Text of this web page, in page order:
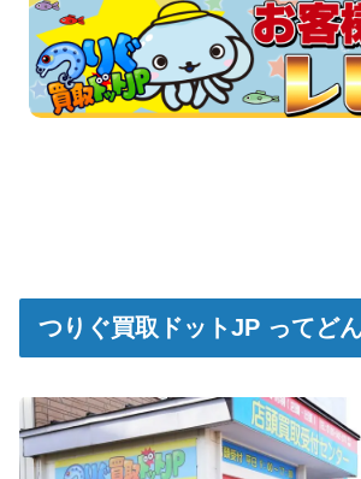
つりぐ買取ドットJP ってど